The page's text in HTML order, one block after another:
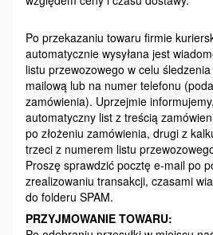
Po przekazaniu towaru firmie
automatycznie wysyłana jest
listu przewozowego w celu
mailową lub na numer telefonu
zamówienia). Uprzejmie
automatyczny list z treścią
po złożeniu zamówienia, drugi z
trzeci z numerem listu
Proszę sprawdzić pocztę e-mail po
zrealizowaniu transakcji, czasami
do folderu SPAM.
PRZYJMOWANIE TOWARU: